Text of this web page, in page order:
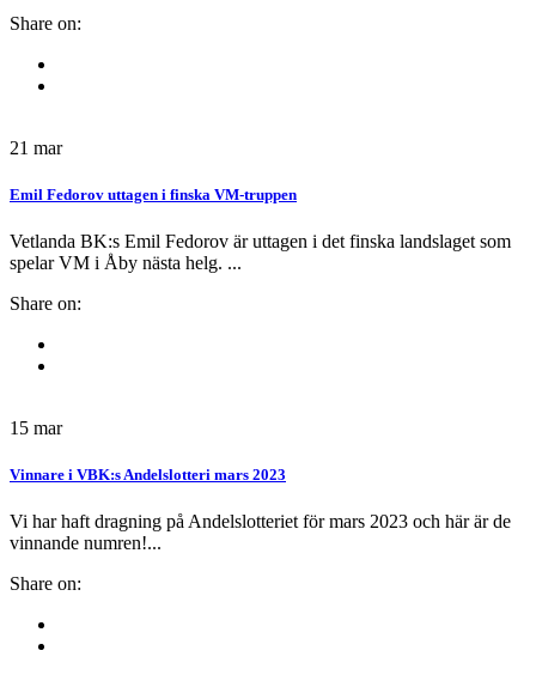
Share on:
21 mar
Emil Fedorov uttagen i finska VM-truppen
Vetlanda BK:s Emil Fedorov är uttagen i det finska landslaget som
spelar VM i Åby nästa helg. ...
Share on:
15 mar
Vinnare i VBK:s Andelslotteri mars 2023
Vi har haft dragning på Andelslotteriet för mars 2023 och här är de
vinnande numren!...
Share on: